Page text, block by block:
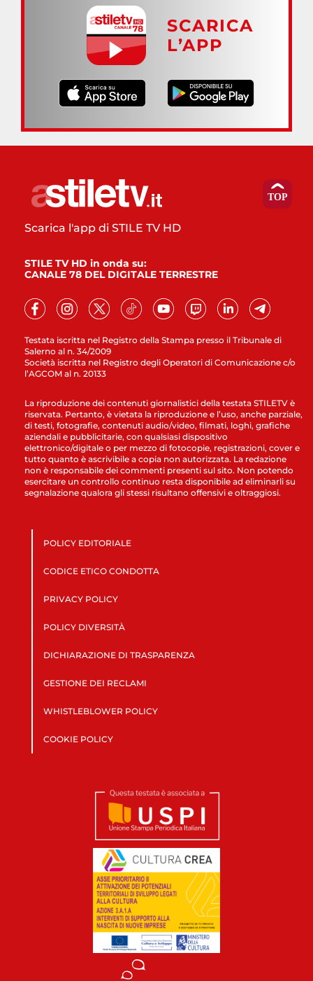
SCARICA
L’APP
Testata iscritta nel Registro della Stampa presso il Tribunale di
Salerno al n. 34/2009
Società iscritta nel Registro degli Operatori di Comunicazione c/o
l’AGCOM al n. 20133
Scarica l'app di STILE TV HD
STILE TV HD in onda su:
CANALE 78 DEL DIGITALE TERRESTRE
La riproduzione dei contenuti giornalistici della testata STILETV è
riservata. Pertanto, è vietata la riproduzione e l’uso, anche parziale,
di testi, fotografie, contenuti audio/video, filmati, loghi, grafiche
aziendali e pubblicitarie, con qualsiasi dispositivo
elettronico/digitale o per mezzo di fotocopie, registrazioni, cover e
tutto quanto è ascrivibile a copia non autorizzata. La redazione
non è responsabile dei commenti presenti sul sito. Non potendo
esercitare un controllo continuo resta disponibile ad eliminarli su
segnalazione qualora gli stessi risultano offensivi e oltraggiosi.
POLICY EDITORIALE
CODICE ETICO CONDOTTA
PRIVACY POLICY
POLICY DIVERSITÀ
DICHIARAZIONE DI TRASPARENZA
GESTIONE DEI RECLAMI
WHISTLEBLOWER POLICY
COOKIE POLICY